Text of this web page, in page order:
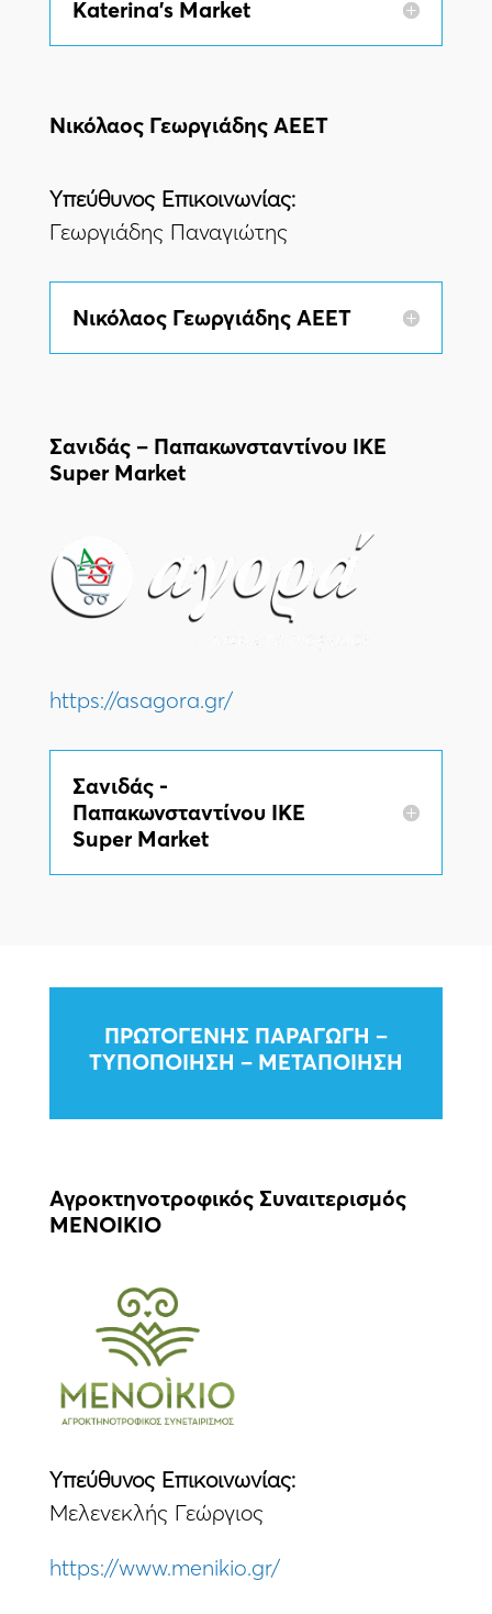
Katerina's Market
Νικόλαος Γεωργιάδης ΑΕΕΤ
Yπεύθυνος Eπικοινωνίας:
Γεωργιάδης Παναγιώτης
Νικόλαος Γεωργιάδης ΑΕΕΤ
Σανιδάς – Παπακωνσταντίνου ΙΚΕ
Super Market
https://asagora.gr/
Σανιδάς -
Παπακωνσταντίνου ΙΚΕ
Super Market
ΠΡΩΤΟΓΕΝΉΣ ΠΑΡΑΓΩΓΉ –
ΤΥΠΟΠΟΊΗΣΗ – ΜΕΤΑΠΟΙΗΣΗ
Αγροκτηνοτροφικός Συναιτερισμός
ΜΕΝΟΙΚΙΟ
Yπεύθυνος Eπικοινωνίας:
Μελενεκλής Γεώργιος
https://www.menikio.gr/